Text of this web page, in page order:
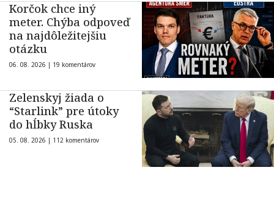
Korčok chce iný
meter. Chýba odpoveď
na najdôležitejšiu
otázku
06. 08. 2026 | 19 komentárov
Zelenskyj žiada o
“Starlink” pre útoky
do hĺbky Ruska
05. 08. 2026 | 112 komentárov